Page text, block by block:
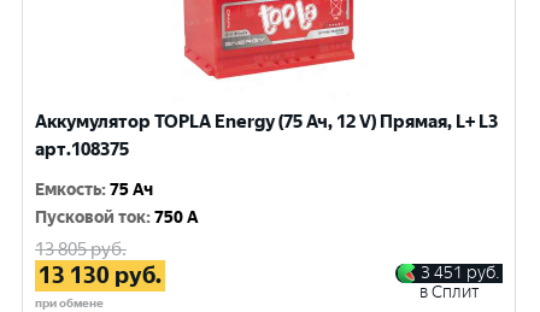
Аккумулятор TOPLA Energy (75 Ач, 12 V) Прямая, L+ L3
арт.108375
Емкость:75 Ач
Пусковой ток:750 A
13 805руб.
13 130 руб.
при обмене
3 451 руб.
в Сплит